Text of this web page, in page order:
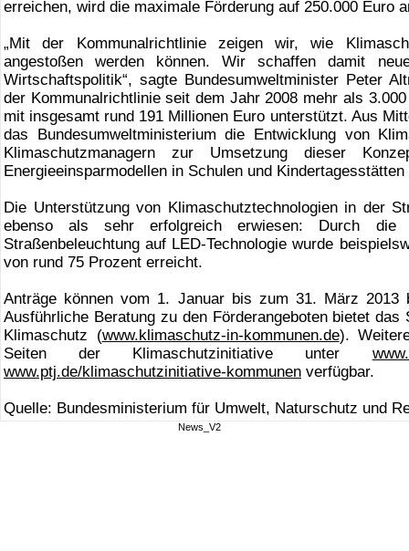
erreichen, wird die maximale Förderung auf 250.000 Euro
„Mit der Kommunalrichtlinie zeigen wir, wie
angestoßen werden können. Wir schaffen damit
Wirtschaftspolitik“, sagte Bundesumweltminister Peter
der Kommunalrichtlinie seit dem Jahr 2008 mehr als
mit insgesamt rund 191 Millionen Euro unterstützt. Aus
das Bundesumweltministerium die Entwicklung von
Klimaschutzmanagern zur Umsetzung dieser
Energieeinsparmodellen in Schulen und
Die Unterstützung von Klimaschutztechnologien in der
ebenso als sehr erfolgreich erwiesen: Durch die
Straßenbeleuchtung auf LED-Technologie wurde
von rund 75 Prozent erreicht.
Anträge können vom 1. Januar bis zum 31. März 2013
Ausführliche Beratung zu den Förderangeboten bietet
Klimaschutz (www.klimaschutz-in-kommunen.de).
Seiten der Klimaschutzinitiative unter
www.ptj.de/klimaschutzinitiative-kommunen verfügbar.
Quelle: Bundesministerium für Umwelt, Naturschutz und
News_V2